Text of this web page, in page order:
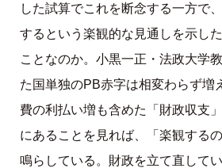
した試算でこれを断念する一方で
するという楽観的な見通しを示し
ことなのか。小黒一正・法政大学
た国単独のPB赤字は相変わらず増
費の利払い増も含めた「財政収支
にあることを見れば、「楽観する
鳴らしている。財政を立て直して